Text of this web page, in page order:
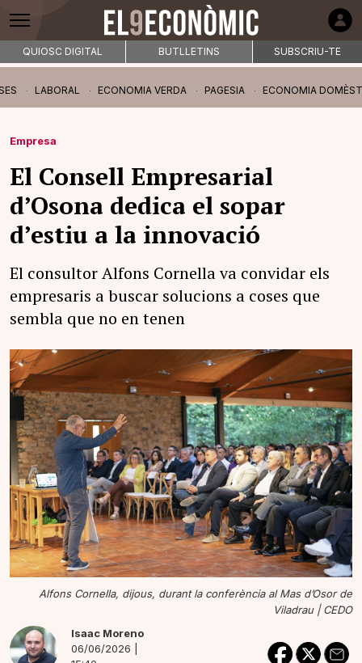
QUIOSC DIGITAL BUTLLETINS SUBSCRIU-TE
LABORAL ECONOMIA VERDA PAGESIA ECONOMIA
Empresa
El Consell Empresarial
d’Osona dedica el sopar
d’estiu a la innovació
El consultor Alfons Cornella va convidar els
empresaris a buscar solucions a coses que
sembla que no en tenen
Alfons Cornella, dijous, durant la conferència al Mas d’Osor de
Viladrau |CEDO
Isaac Moreno
06/06/2026 |